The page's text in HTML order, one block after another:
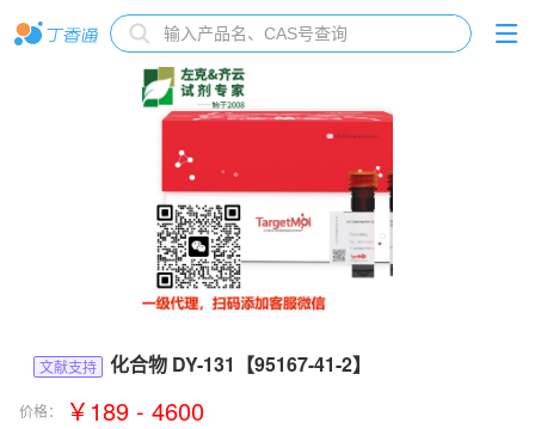
文献支持 化合物 DY-131【95167-41-2】
价格： ￥189 - 4600